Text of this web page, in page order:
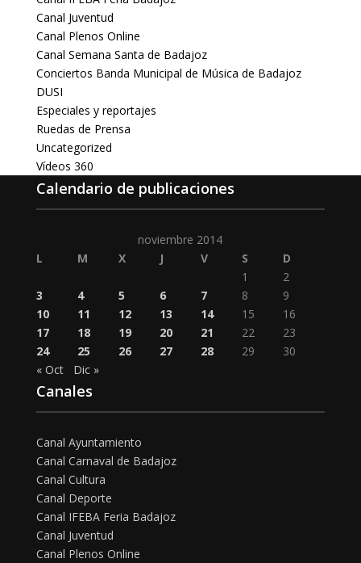
Canal Juventud
Canal Plenos Online
Canal Semana Santa de Badajoz
Conciertos Banda Municipal de Música de Badajoz
DUSI
Especiales y reportajes
Ruedas de Prensa
Uncategorized
Vídeos 360
Calendario de publicaciones
noviembre 2014
L
M X J V S
D
1
2
3
4 5 6 7 8
9
10
11 12 13 14 15
16
17
18 19 20 21 22
23
24
25 26 27 28 29
30
« Oct
Dic »
Canales
Canal Ayuntamiento
Canal Carnaval de Badajoz
Canal Cultura
Canal Deporte
Canal IFEBA Feria Badajoz
Canal Juventud
Canal Plenos Online